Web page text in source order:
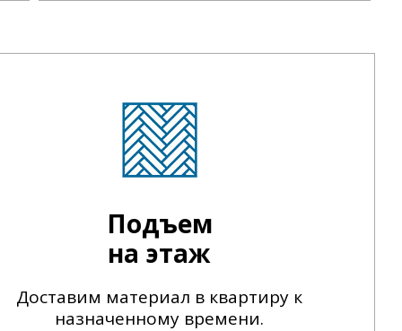
Подъем
на этаж
Доставим материал в квартиру к
назначенному времени.